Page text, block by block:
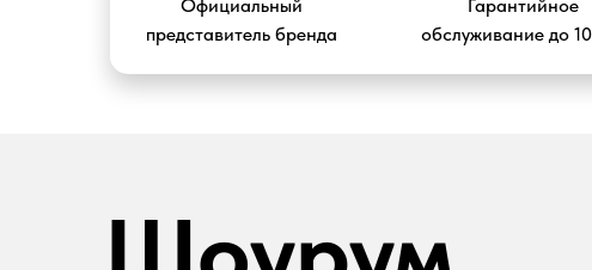
Официальный
представитель бренда
Гарантийное
обслуживание до